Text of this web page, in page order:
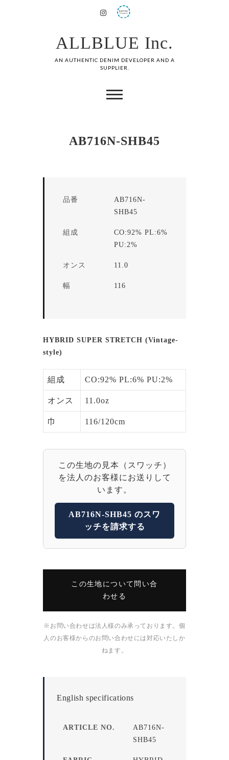
ALLBLUE Inc.
AN AUTHENTIC DENIM DEVELOPER AND A
SUPPLIER.
AB716N-SHB45
品番
AB716N-
SHB45
組成
CO:92% PL:6%
PU:2%
オンス 11.0
幅 116
HYBRID SUPER STRETCH (Vintage-
style)
組成 CO:92% PL:6% PU:2%
オンス 11.0oz
巾 116/120cm
この生地の見本（スワッチ）
を法人のお客様にお送りして
います。
AB716N-SHB45 のスワ
ッチを請求する
この生地について問い合
わせる
※お問い合わせは法人様のみ承っております。個
人のお客様からのお問い合わせには対応いたしか
ねます。
English specifications
ARTICLE NO.
AB716N-
SHB45